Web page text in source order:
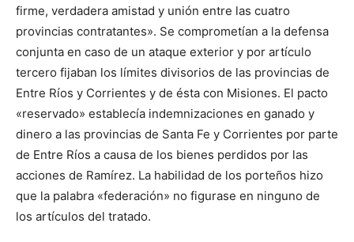
firme, verdadera amistad y unión entre las cuatro
provincias contratantes». Se comprometían a la defensa
conjunta en caso de un ataque exterior y por artículo
tercero fijaban los límites divisorios de las provincias de
Entre Ríos y Corrientes y de ésta con Misiones. El pacto
«reservado» establecía indemnizaciones en ganado y
dinero a las provincias de Santa Fe y Corrientes por parte
de Entre Ríos a causa de los bienes perdidos por las
acciones de Ramírez. La habilidad de los porteños hizo
que la palabra «federación» no figurase en ninguno de
los artículos del tratado.